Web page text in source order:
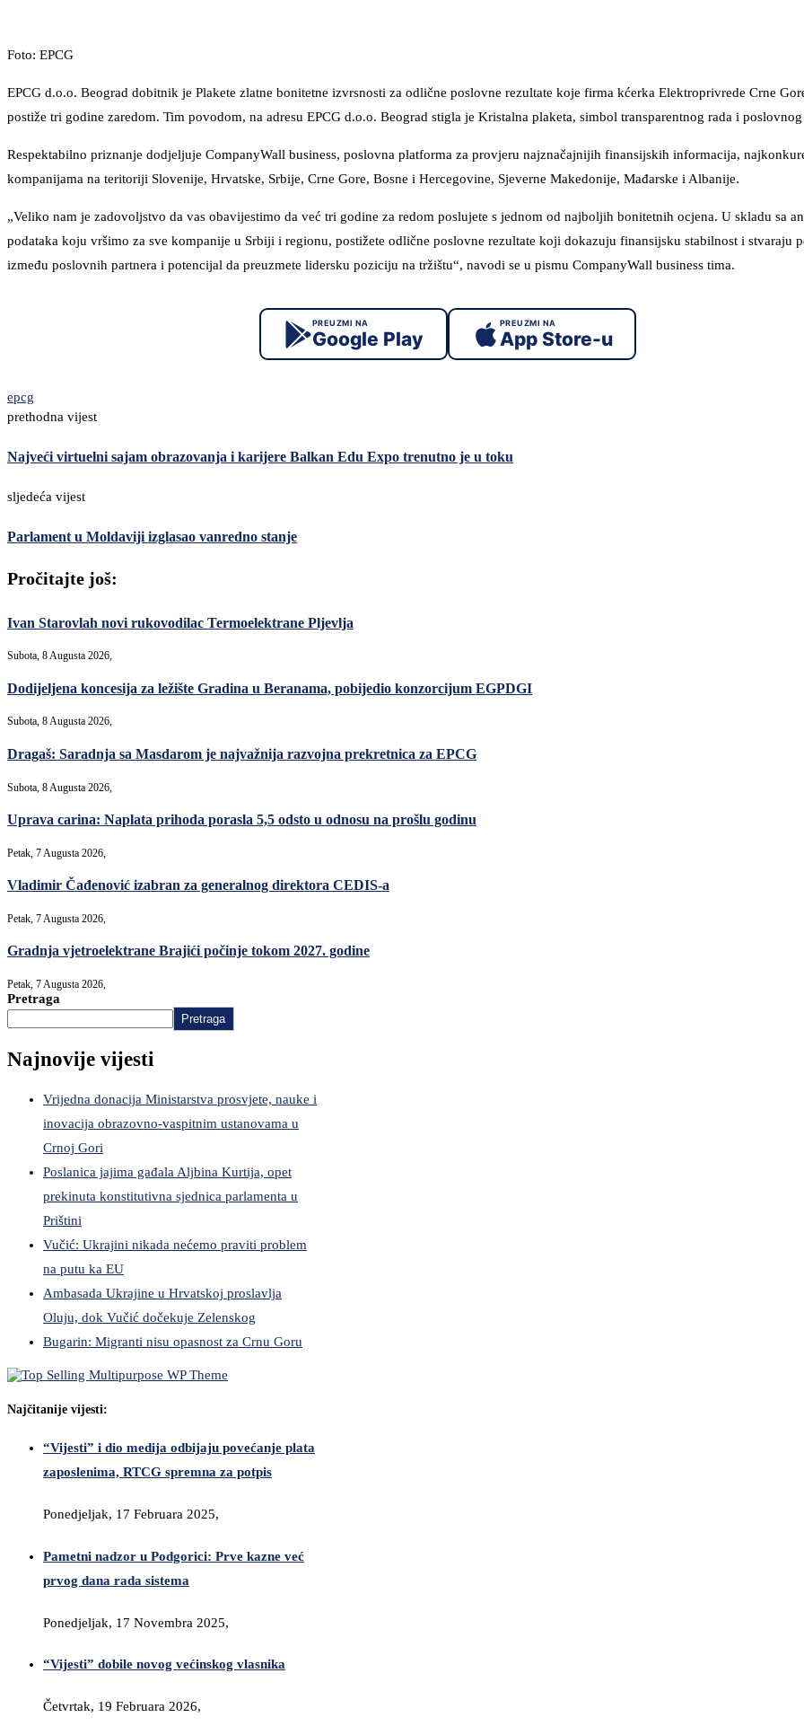
Foto: EPCG
EPCG d.o.o. Beograd dobitnik je Plakete zlatne bonitetne izvrsnosti za odlične poslovne rezultate koje firma kćerka Elektroprivrede Crne
postiže tri godine zaredom. Tim povodom, na adresu EPCG d.o.o. Beograd stigla je Kristalna plaketa, simbol transparentnog rada i poslovnog
Respektabilno priznanje dodjeljuje CompanyWall business, poslovna platforma za provjeru najznačajnijih finansijskih informacija,
kompanijama na teritoriji Slovenije, Hrvatske, Srbije, Crne Gore, Bosne i Hercegovine, Sjeverne Makedonije, Mađarske i Albanije.
„Veliko nam je zadovoljstvo da vas obavijestimo da već tri godine za redom poslujete s jednom od najboljih bonitetnih ocjena. U skladu sa
podataka koju vršimo za sve kompanije u Srbiji i regionu, postižete odlične poslovne rezultate koji dokazuju finansijsku stabilnost i stvaraju
između poslovnih partnera i potencijal da preuzmete lidersku poziciju na tržištu“, navodi se u pismu CompanyWall business tima.
PREUZMI NA
Google Play
PREUZMI NA
App Store-u
epcg
prethodna vijest
Najveći virtuelni sajam obrazovanja i karijere Balkan Edu Expo trenutno je u toku
sljedeća vijest
Parlament u Moldaviji izglasao vanredno stanje
Pročitajte još:
Ivan Starovlah novi rukovodilac Termoelektrane Pljevlja
Subota, 8 Augusta 2026,
Dodijeljena koncesija za ležište Gradina u Beranama, pobijedio konzorcijum EGPDGI
Subota, 8 Augusta 2026,
Dragaš: Saradnja sa Masdarom je najvažnija razvojna prekretnica za EPCG
Subota, 8 Augusta 2026,
Uprava carina: Naplata prihoda porasla 5,5 odsto u odnosu na prošlu godinu
Petak, 7 Augusta 2026,
Vladimir Čađenović izabran za generalnog direktora CEDIS-a
Petak, 7 Augusta 2026,
Gradnja vjetroelektrane Brajići počinje tokom 2027. godine
Petak, 7 Augusta 2026,
Pretraga
Pretraga
Najnovije vijesti
Vrijedna donacija Ministarstva prosvjete, nauke i
inovacija obrazovno-vaspitnim ustanovama u
Crnoj Gori
Poslanica jajima gađala Aljbina Kurtija, opet
prekinuta konstitutivna sjednica parlamenta u
Prištini
Vučić: Ukrajini nikada nećemo praviti problem
na putu ka EU
Ambasada Ukrajine u Hrvatskoj proslavlja
Oluju, dok Vučić dočekuje Zelenskog
Bugarin: Migranti nisu opasnost za Crnu Goru
Najčitanije vijesti:
“Vijesti” i dio medija odbijaju povećanje plata
zaposlenima, RTCG spremna za potpis
Ponedjeljak, 17 Februara 2025,
Pametni nadzor u Podgorici: Prve kazne već
prvog dana rada sistema
Ponedjeljak, 17 Novembra 2025,
“Vijesti” dobile novog većinskog vlasnika
Četvrtak, 19 Februara 2026,